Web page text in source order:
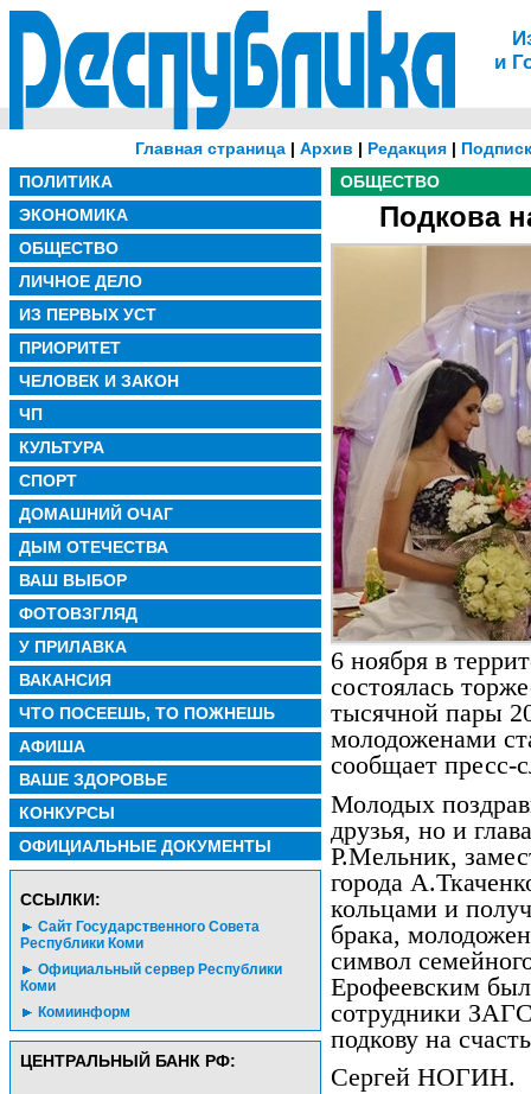
и
Главная страница| Архив | Редакция|
ПОЛИТИКА
ЭКОНОМИКА
ОБЩЕСТВО
ЛИЧНОЕ ДЕЛО
ИЗ ПЕРВЫХ УСТ
ПРИОРИТЕТ
ЧЕЛОВЕК И ЗАКОН
ЧП
КУЛЬТУРА
СПОРТ
ДОМАШНИЙ ОЧАГ
ДЫМ ОТЕЧЕСТВА
ВАШ ВЫБОР
ФОТОВЗГЛЯД
У ПРИЛАВКА
ВАКАНСИЯ
ЧТО ПОСЕЕШЬ, ТО ПОЖНЕШЬ
АФИША
ВАШЕ ЗДОРОВЬЕ
КОНКУРСЫ
ОФИЦИАЛЬНЫЕ ДОКУМЕНТЫ
CСЫЛКИ:
Сайт Государственного Совета
Республики Коми
Официальный сервер Республики
Коми
Комиинформ
ЦЕНТРАЛЬНЫЙ БАНК РФ:
ОБЩЕСТВО
Подкова
6 ноября в
состоялась
тысячной пары
молодоженами
сообщает пресс-
Молодых
друзья, но и
Р.Мельник,
города
кольцами и
брака,
символ
Ерофеевским
сотрудники
подкову на
Сергей НОГИН.